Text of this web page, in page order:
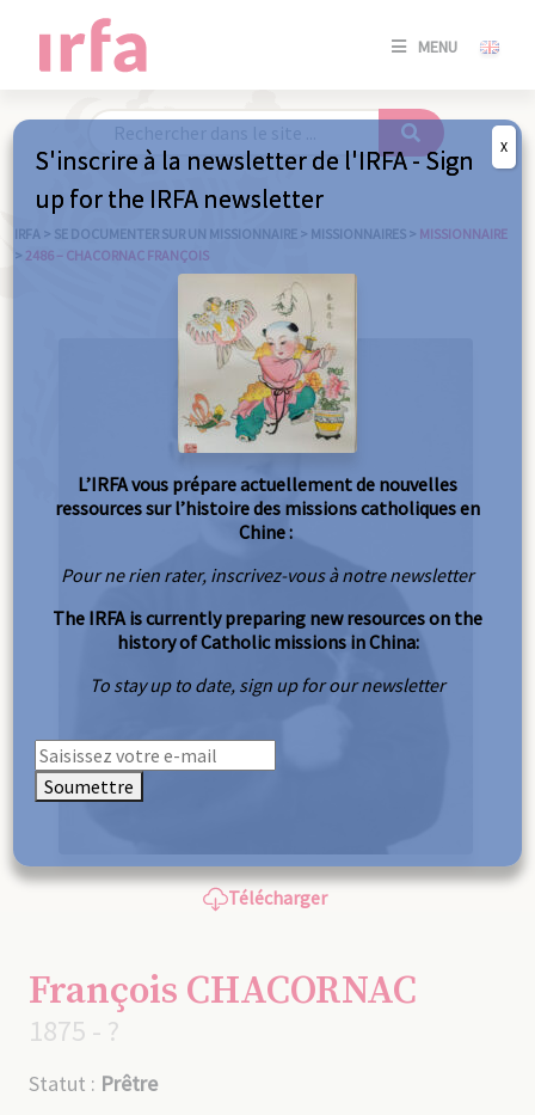
MENU
SE
/
IRFA > SE DOCUMENTER SUR UN MISSIONNAIRE > MISSIONNAIRES > MISSIONNAIRE
> 2486 – CHACORNAC FRANÇOIS
Télécharger
François CHACORNAC
1875 - ?
Statut : Prêtre
S'inscrire à la newsletter de l'IRFA - Sign
up for the IRFA newsletter
L’IRFA vous prépare actuellement de nouvelles
ressources sur l’histoire des missions catholiques en
Chine :
Pour ne rien rater, inscrivez-vous à notre newsletter
The IRFA is currently preparing new resources on the
history of Catholic missions in China:
To stay up to date, sign up for our newsletter
Soumettre
X